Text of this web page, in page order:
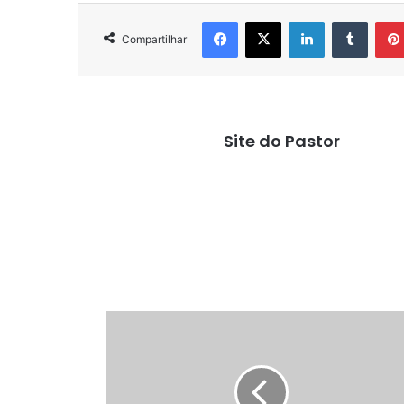
Compartilhar
Facebook
X LinkedinTumblr
Site do Pastor